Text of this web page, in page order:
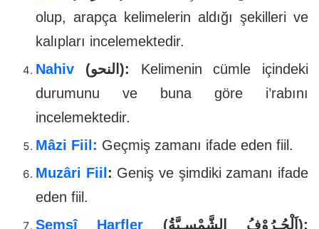
olup, arapça kelimelerin aldığı şekilleri ve
kalıpları incelemektedir.
Nahiv
(النحو): Kelimenin cümle içindeki
durumunu ve buna göre i’rabını
incelemektedir.
Mâzi Fiil: Geçmiş zamanı ifade eden fiil.
Muzâri Fiil: Geniş ve şimdiki zamanı ifade
eden fiil.
Şemsî Harfler
(اَلْحُـرُوْفُ الشَّمْسِـيَّةُ):